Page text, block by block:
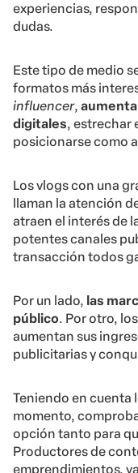
experiencias,
dudas.
Este tipo de medio
formatos más
influencer,
digitales, estrechar
posicionarse como
Los vlogs con una
llaman la atención
atraen el interés de
potentes canales
transacción todos
Por un lado, las
público. Por otro,
aumentan sus
publicitarias y
Teniendo en cuenta
momento,
opción tanto para
Productores de
emprendimientos,